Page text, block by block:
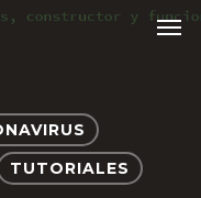
TUTORIALES